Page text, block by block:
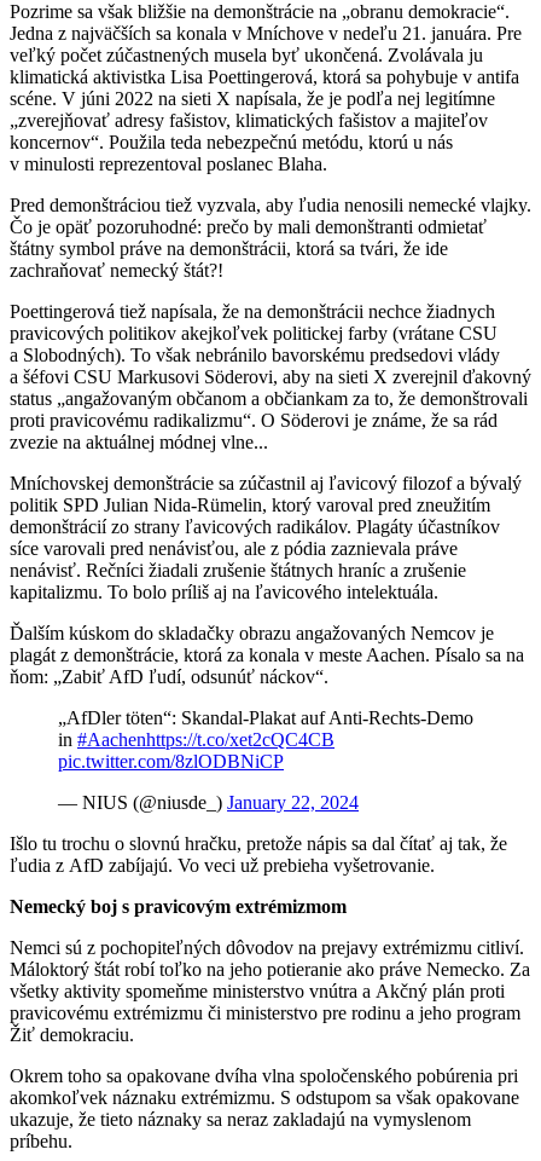
Pozrime sa však bližšie na demonštrácie na „obranu demokracie“.
Jedna z najväčších sa konala v Mníchove v nedeľu 21. januára. Pre
veľký počet zúčastnených musela byť ukončená. Zvolávala ju
klimatická aktivistka Lisa Poettingerová, ktorá sa pohybuje v antifa
scéne. V júni 2022 na sieti X napísala, že je podľa nej legitímne
„zverejňovať adresy fašistov, klimatických fašistov a majiteľov
koncernov“. Použila teda nebezpečnú metódu, ktorú u nás
v minulosti reprezentoval poslanec Blaha.
Pred demonštráciou tiež vyzvala, aby ľudia nenosili nemecké vlajky.
Čo je opäť pozoruhodné: prečo by mali demonštranti odmietať
štátny symbol práve na demonštrácii, ktorá sa tvári, že ide
zachraňovať nemecký štát?!
Poettingerová tiež napísala, že na demonštrácii nechce žiadnych
pravicových politikov akejkoľvek politickej farby (vrátane CSU
a Slobodných). To však nebránilo bavorskému predsedovi vlády
a šéfovi CSU Markusovi Söderovi, aby na sieti X zverejnil ďakovný
status „angažovaným občanom a občiankam za to, že demonštrovali
proti pravicovému radikalizmu“. O Söderovi je známe, že sa rád
zvezie na aktuálnej módnej vlne...
Mníchovskej demonštrácie sa zúčastnil aj ľavicový filozof a bývalý
politik SPD Julian Nida-Rümelin, ktorý varoval pred zneužitím
demonštrácií zo strany ľavicových radikálov. Plagáty účastníkov
síce varovali pred nenávisťou, ale z pódia zaznievala práve
nenávisť. Rečníci žiadali zrušenie štátnych hraníc a zrušenie
kapitalizmu. To bolo príliš aj na ľavicového intelektuála.
Ďalším kúskom do skladačky obrazu angažovaných Nemcov je
plagát z demonštrácie, ktorá za konala v meste Aachen. Písalo sa na
ňom: „Zabiť AfD ľudí, odsunúť náckov“.
„AfDler töten“: Skandal-Plakat auf Anti-Rechts-Demo
in #Aachenhttps://t.co/xet2cQC4CB
pic.twitter.com/8zlODBNiCP
— NIUS (@niusde_) January 22, 2024
Išlo tu trochu o slovnú hračku, pretože nápis sa dal čítať aj tak, že
ľudia z AfD zabíjajú. Vo veci už prebieha vyšetrovanie.
Nemecký boj s pravicovým extrémizmom
Nemci sú z pochopiteľných dôvodov na prejavy extrémizmu citliví.
Máloktorý štát robí toľko na jeho potieranie ako práve Nemecko. Za
všetky aktivity spomeňme ministerstvo vnútra a Akčný plán proti
pravicovému extrémizmu či ministerstvo pre rodinu a jeho program
Žiť demokraciu.
Okrem toho sa opakovane dvíha vlna spoločenského pobúrenia pri
akomkoľvek náznaku extrémizmu. S odstupom sa však opakovane
ukazuje, že tieto náznaky sa neraz zakladajú na vymyslenom
príbehu.